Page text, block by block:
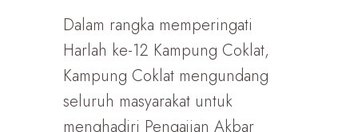
Dalam rangka memperingati
Harlah ke-12 Kampung Coklat,
Kampung Coklat mengundang
seluruh masyarakat untuk
menghadiri Pengajian Akbar